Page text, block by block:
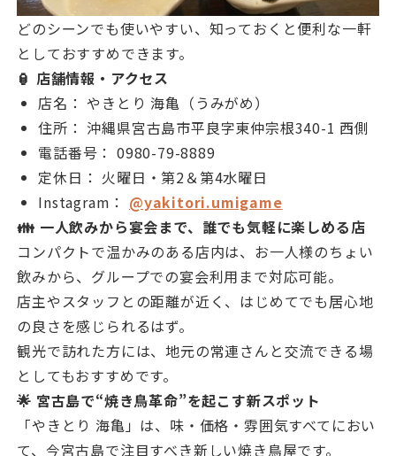
どのシーンでも使いやすい、知っておくと便利な一軒
としておすすめできます。
🏮 店舗情報・アクセス
店名： やきとり 海亀（うみがめ）
住所： 沖縄県宮古島市平良字東仲宗根340-1 西側
電話番号： 0980-79-8889
定休日： 火曜日・第2＆第4水曜日
Instagram： @yakitori.umigame
👪 一人飲みから宴会まで、誰でも気軽に楽しめる店
コンパクトで温かみのある店内は、お一人様のちょい
飲みから、グループでの宴会利用まで対応可能。
店主やスタッフとの距離が近く、はじめてでも居心地
の良さを感じられるはず。
観光で訪れた方には、地元の常連さんと交流できる場
としてもおすすめです。
🌟 宮古島で“焼き鳥革命”を起こす新スポット
「やきとり 海亀」は、味・価格・雰囲気すべてにおい
て、今宮古島で注目すべき新しい焼き鳥屋です。